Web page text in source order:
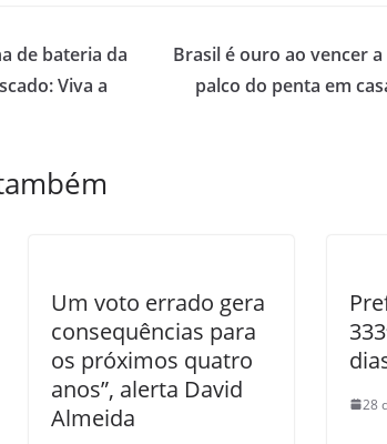
de bateria da
Viva a
Brasil é ouro ao vencer
palco do penta em
Um voto errado gera
consequências para
os próximos quatro
anos”, alerta David
Almeida
28